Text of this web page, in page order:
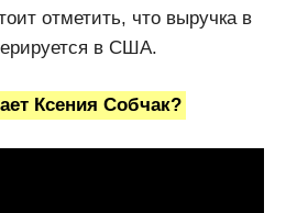
отметить, что выручка в
в США.
Ксения Собчак?